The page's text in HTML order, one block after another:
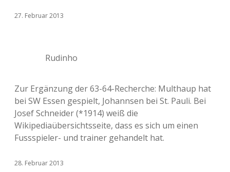
27. Februar 2013
Rudinho
Zur Ergänzung der 63-64-Recherche: Multhaup hat
bei SW Essen gespielt, Johannsen bei St. Pauli. Bei
Josef Schneider (*1914) weiß die
Wikipediaübersichtsseite, dass es sich um einen
Fussspieler- und trainer gehandelt hat.
28. Februar 2013